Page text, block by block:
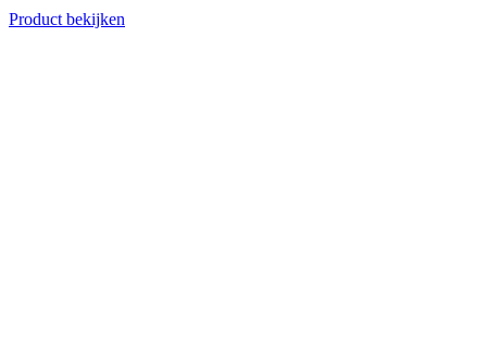
Product bekijken